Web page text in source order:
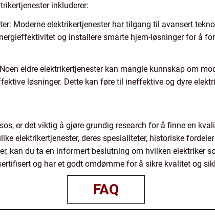
inkluderer:
Moderne elektrikertjenester har tilgang til avansert
og installere smarte hjem-løsninger for å
eldre elektrikertjenester kan mangle kunnskap om
løsninger. Dette kan føre til ineffektive og dyre
er det viktig å gjøre grundig research for å finne en
elektrikertjenester, deres spesialiteter, historiske
kan du ta en informert beslutning om hvilken elektriker
og har et godt omdømme for å sikre kvalitet og
FAQ